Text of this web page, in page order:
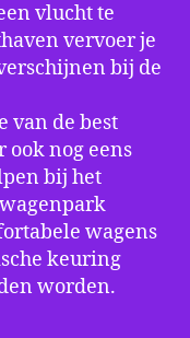
vlucht te
vervoer je
bij de
van de best
ook nog eens
bij het
wagens
keuring
worden.